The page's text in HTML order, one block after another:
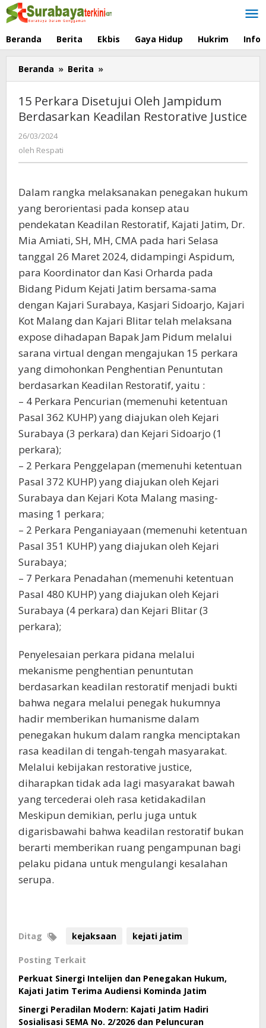
Lewati
ke
Beranda Berita Ekbis Gaya Hidup Hukrim Info
Beranda » Berita »
Perkara
Oleh
Jampidum
15 Perkara Disetujui Oleh Jampidum
Berdasarkan Keadilan Restorative Justice
26/03/2024
oleh Respati
Dalam rangka melaksanakan penegakan hukum
yang berorientasi pada konsep atau
pendekatan Keadilan Restoratif, Kajati Jatim, Dr.
Mia Amiati, SH, MH, CMA pada hari Selasa
tanggal 26 Maret 2024, didampingi Aspidum,
para Koordinator dan Kasi Orharda pada
Bidang Pidum Kejati Jatim bersama-sama
dengan Kajari Surabaya, Kasjari Sidoarjo, Kajari
Kot Malang dan Kajari Blitar telah melaksana
expose dihadapan Bapak Jam Pidum melalui
sarana virtual dengan mengajukan 15 perkara
yang dimohonkan Penghentian Penuntutan
berdasarkan Keadilan Restoratif, yaitu :
– 4 Perkara Pencurian (memenuhi ketentuan
Pasal 362 KUHP) yang diajukan oleh Kejari
Surabaya (3 perkara) dan Kejari Sidoarjo (1
perkara);
– 2 Perkara Penggelapan (memenuhi ketentuan
Pasal 372 KUHP) yang diajukan oleh Kejari
Surabaya dan Kejari Kota Malang masing-
masing 1 perkara;
– 2 Perkara Penganiayaan (memenuhi ketentuan
Pasal 351 KUHP) yang diajukan oleh Kejari
Surabaya;
– 7 Perkara Penadahan (memenuhi ketentuan
Pasal 480 KUHP) yang diajukan oleh Kejari
Surabaya (4 perkara) dan Kejari Blitar (3
perkara);
Penyelesaian perkara pidana melalui
mekanisme penghentian penuntutan
berdasarkan keadilan restoratif menjadi bukti
bahwa negara melalui penegak hukumnya
hadir memberikan humanisme dalam
penegakan hukum dalam rangka menciptakan
rasa keadilan di tengah-tengah masyarakat.
Melalui kebijakan restorative justice,
diharapkan tidak ada lagi masyarakat bawah
yang tercederai oleh rasa ketidakadilan
Meskipun demikian, perlu juga untuk
digarisbawahi bahwa keadilan restoratif bukan
berarti memberikan ruang pengampunan bagi
pelaku pidana untuk mengulangi kesalahan
serupa.
Ditag kejaksaan kejati jatim
Posting Terkait
Perkuat Sinergi Intelijen dan Penegakan Hukum,
Kajati Jatim Terima Audiensi Kominda Jatim
Sinergi Peradilan Modern: Kajati Jatim Hadiri
Sosialisasi SEMA No. 2/2026 dan Peluncuran